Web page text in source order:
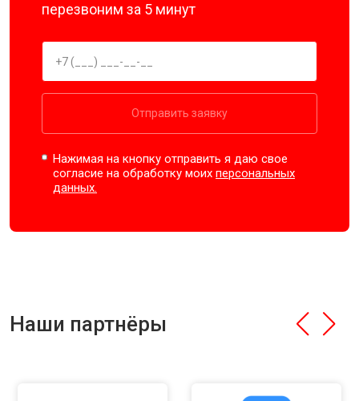
перезвоним за 5 минут
Отправить заявку
Нажимая на кнопку отправить я даю свое
согласие на обработку моихперсональных
данных.
Наши партнёры